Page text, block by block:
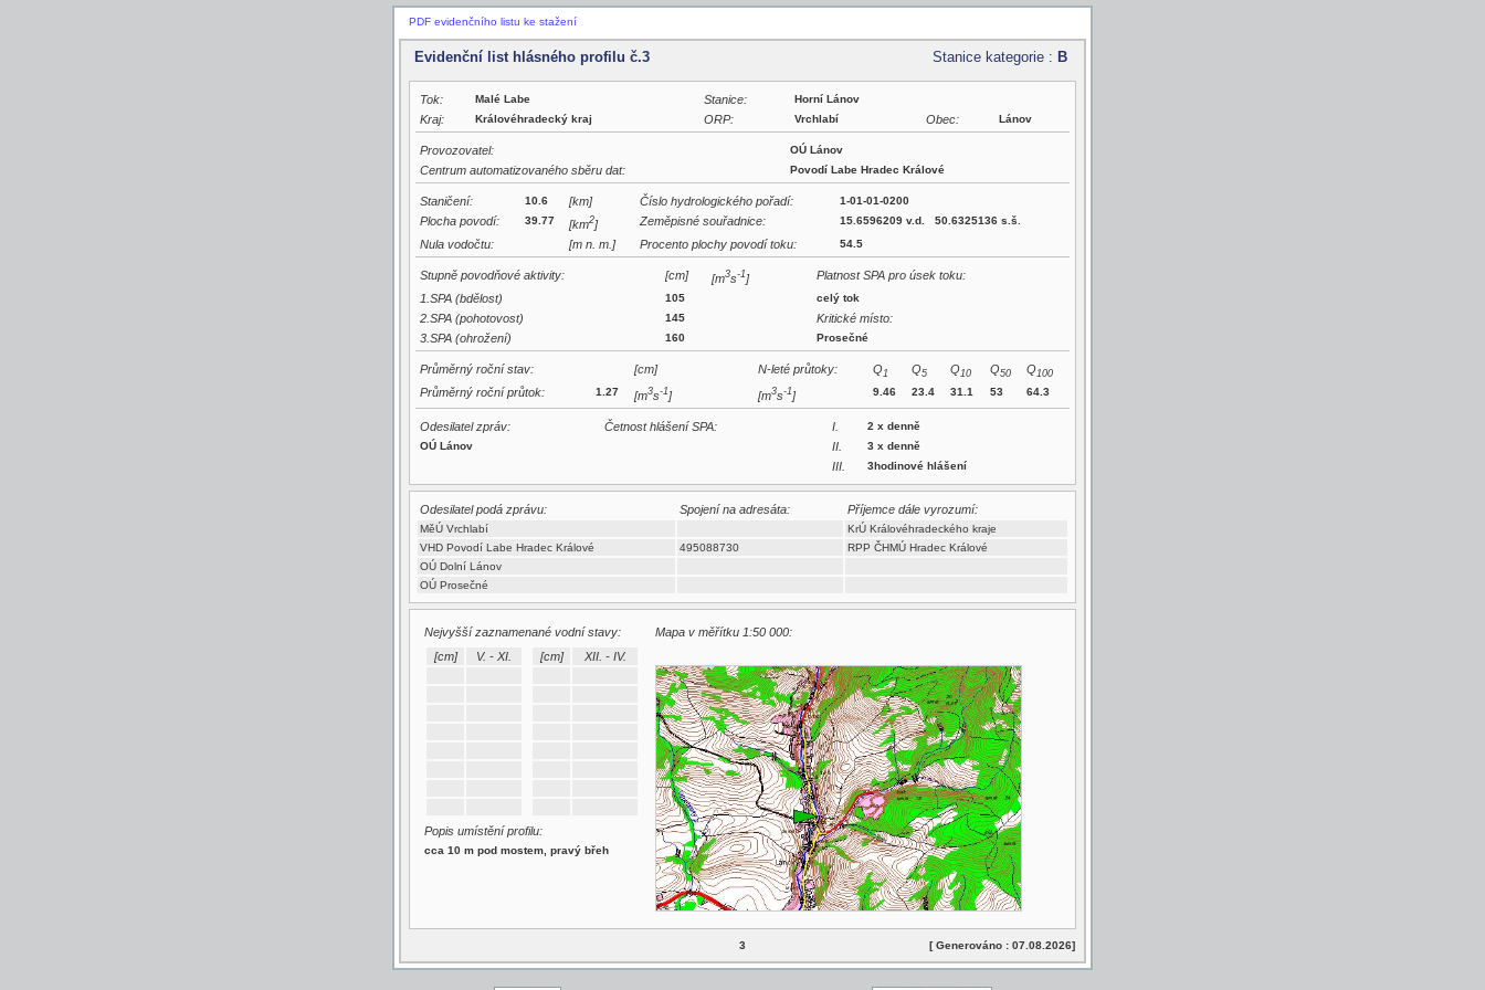
PDF evidenčního listu ke stažení
Evidenční list hlásného profilu č.3 Stanice kategorie : B
Tok: Malé Labe Stanice: Horní Lánov
Kraj: Královéhradecký kraj ORP: Vrchlabí Obec: Lánov
Provozovatel: OÚ Lánov
Centrum automatizovaného sběru dat: Povodí Labe Hradec Králové
Staničení: 10.6 [km] Číslo hydrologického pořadí: 1-01-01-0200
Plocha povodí: 39.77 [km2] Zeměpisné souřadnice: 15.6596209 v.d. 50.6325136 s.š.
Nula vodočtu: [m n. m.] Procento plochy povodí toku: 54.5
Stupně povodňové aktivity: [cm] [m3s-1]
Platnost SPA pro úsek toku:
1.SPA (bdělost)
105 celý tok
2.SPA (pohotovost) 145
Kritické místo:
3.SPA (ohrožení)
160 Prosečné
Průměrný roční stav: [cm] N-leté průtoky: Q1 Q5 Q10 Q50 Q100
Průměrný roční průtok: 1.27 [m3s-1] [m3s-1] 9.46 23.4 31.1 53 64.3
Odesilatel zpráv: Četnost hlášení SPA: I.
2 x denně
OÚ Lánov
II. 3 x denně
III. 3hodinové hlášení
Odesilatel podá zprávu: Spojení na adresáta: Příjemce dále vyrozumí:
MěÚ Vrchlabí
KrÚ Královéhradeckého kraje
VHD Povodí Labe Hradec Králové
495088730
RPP ČHMÚ Hradec Králové
OÚ Dolní Lánov
OÚ Prosečné
Nejvyšší zaznamenané vodní stavy:
[cm]
V. - XI. [cm] XII. - IV.
Popis umístění profilu:
cca 10 m pod mostem, pravý břeh
Mapa v měřítku 1:50 000:
3 [ Generováno : 07.08.2026]